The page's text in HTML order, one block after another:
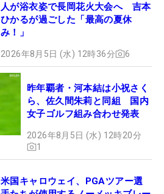
人が浴衣姿で長岡花火大会へ 吉本
ひかるが過ごした「最高の夏休
み！」
2026年8月5日 (水) 12時36分 6
昨年覇者・河本結は小祝さく
ら、佐久間朱莉と同組 国内
女子ゴルフ組み合わせ発表
2026年8月5日 (水) 12時20分
1
米国キャロウェイ、PGAツアー選